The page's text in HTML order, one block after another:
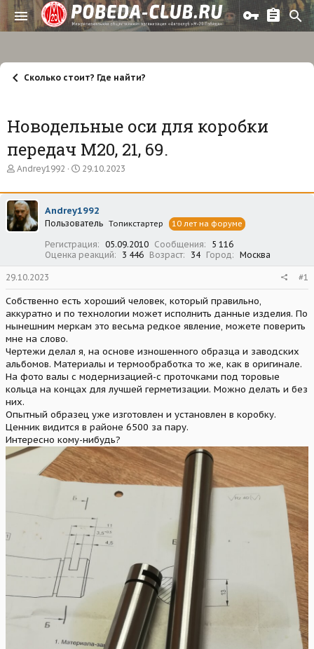
Сколько стоит? Где найти?
Новодельные оси для коробки
передач М20, 21, 69.
А
т
о
р
т
Andrey1992
Д
т
н
а
а
л
а
29.10.2023
Andrey1992
Пользователь Топикстартер 10 лет на форуме
Регистрация 05.09.2010 Сообщения
5 116
Оценка реакций
3 446 Возраст 34 Город Москва
29.10.2023 #1
Собственно есть хороший человек, который правильно,
аккуратно и по технологии может исполнить данные изделия. По
нынешним меркам это весьма редкое явление, можете поверить
мне на слово.
Чертежи делал я, на основе изношенного образца и заводских
альбомов. Материалы и термообработка то же, как в оригинале.
На фото валы с модернизацией-с проточками под торовые
кольца на концах для лучшей герметизации. Можно делать и без
них.
Опытный образец уже изготовлен и установлен в коробку.
Ценник видится в районе 6500 за пару.
Интересно кому-нибудь?